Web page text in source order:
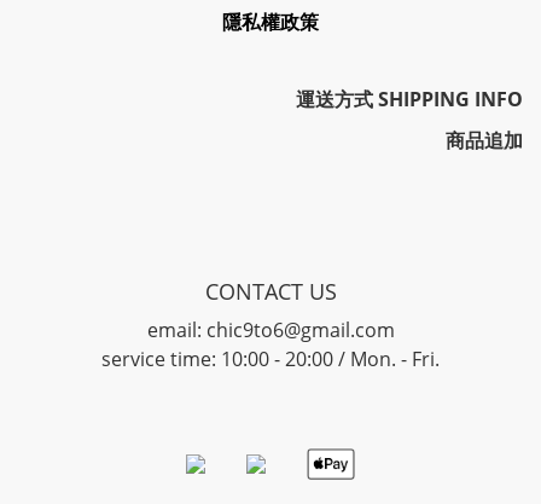
隱私權政策
運送方式 SHIPPING INFO
商品追加
CONTACT US
email: chic9to6@gmail.com
service time: 10:00 - 20:00 / Mon. - Fri.